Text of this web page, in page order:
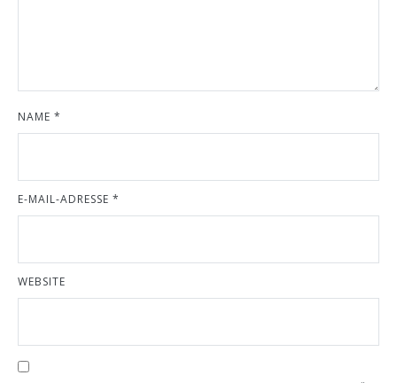
NAME *
E-MAIL-ADRESSE *
WEBSITE